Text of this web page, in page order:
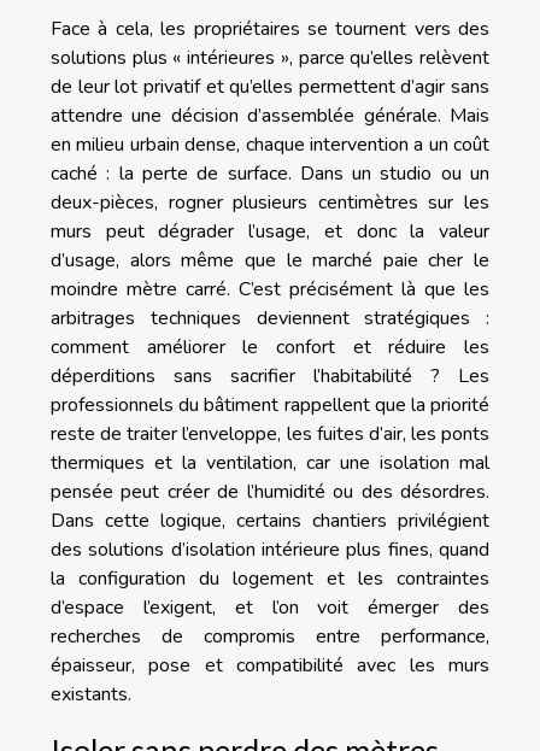
Face à cela, les propriétaires se tournent vers des
solutions plus « intérieures », parce qu’elles relèvent
de leur lot privatif et qu’elles permettent d’agir sans
attendre une décision d’assemblée générale. Mais
en milieu urbain dense, chaque intervention a un coût
caché : la perte de surface. Dans un studio ou un
deux-pièces, rogner plusieurs centimètres sur les
murs peut dégrader l’usage, et donc la valeur
d’usage, alors même que le marché paie cher le
moindre mètre carré. C’est précisément là que les
arbitrages techniques deviennent stratégiques :
comment améliorer le confort et réduire les
déperditions sans sacrifier l’habitabilité ? Les
professionnels du bâtiment rappellent que la priorité
reste de traiter l’enveloppe, les fuites d’air, les ponts
thermiques et la ventilation, car une isolation mal
pensée peut créer de l’humidité ou des désordres.
Dans cette logique, certains chantiers privilégient
des solutions d’isolation intérieure plus fines, quand
la configuration du logement et les contraintes
d’espace l’exigent, et l’on voit émerger des
recherches de compromis entre performance,
épaisseur, pose et compatibilité avec les murs
existants.